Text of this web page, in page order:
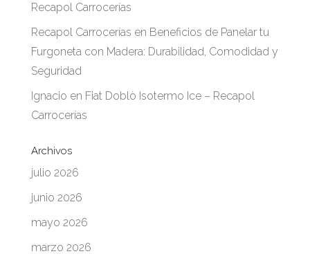
Recapol Carrocerías
Recapol Carrocerías en Beneficios de Panelar tu
Furgoneta con Madera: Durabilidad, Comodidad y
Seguridad
Ignacio en Fiat Doblò Isotermo Ice – Recapol
Carrocerías
Archivos
julio 2026
junio 2026
mayo 2026
marzo 2026